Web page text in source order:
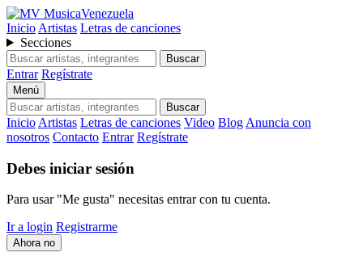
MusicaVenezuela
Inicio Artistas Letras de canciones
Secciones
Buscar
Entrar Regístrate
Menú
Buscar
Inicio Artistas Letras de canciones Video Blog Anuncia con
nosotros Contacto Entrar Regístrate
Debes iniciar sesión
Para usar "Me gusta" necesitas entrar con tu cuenta.
Ir a login Registrarme
Ahora no